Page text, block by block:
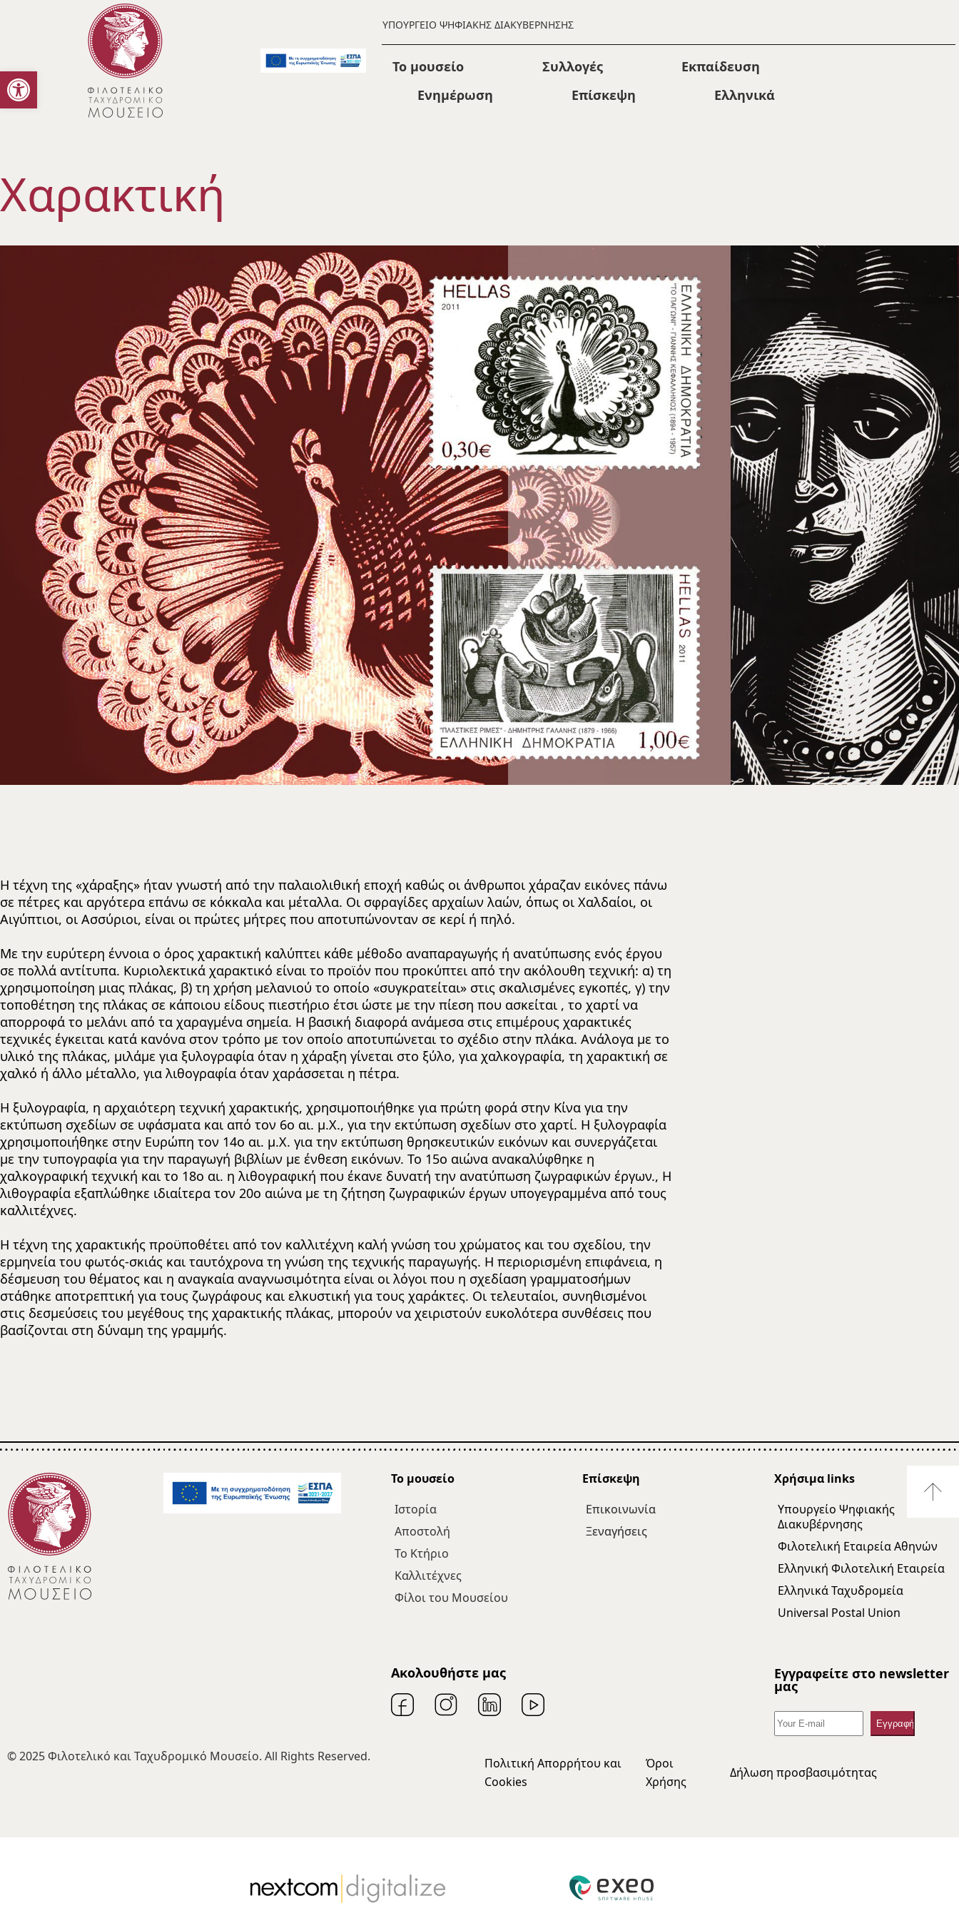
Ανοίξτε τη γραμμή εργαλείων
ΥΠΟΥΡΓΕΙΟ ΨΗΦΙΑΚΗΣ ΔΙΑΚΥΒΕΡΝΗΣΗΣ
Το μουσείο Συλλογές
Εκπαίδευση
Ενημέρωση
Επίσκεψη Ελληνικά
Χαρακτική
Η τέχνη της «χάραξης» ήταν γνωστή από την παλαιολιθική εποχή καθώς οι άνθρωποι χάραζαν εικόνες πάνω
σε πέτρες και αργότερα επάνω σε κόκκαλα και μέταλλα. Οι σφραγίδες αρχαίων λαών, όπως οι Χαλδαίοι, οι
Αιγύπτιοι, οι Ασσύριοι, είναι οι πρώτες μήτρες που αποτυπώνονταν σε κερί ή πηλό.
Με την ευρύτερη έννοια ο όρος χαρακτική καλύπτει κάθε μέθοδο αναπαραγωγής ή ανατύπωσης ενός έργου
σε πολλά αντίτυπα. Κυριολεκτικά χαρακτικό είναι το προϊόν που προκύπτει από την ακόλουθη τεχνική: α) τη
χρησιμοποίηση μιας πλάκας, β) τη χρήση μελανιού το οποίο «συγκρατείται» στις σκαλισμένες εγκοπές, γ) την
τοποθέτηση της πλάκας σε κάποιου είδους πιεστήριο έτσι ώστε με την πίεση που ασκείται , το χαρτί να
απορροφά το μελάνι από τα χαραγμένα σημεία. Η βασική διαφορά ανάμεσα στις επιμέρους χαρακτικές
τεχνικές έγκειται κατά κανόνα στον τρόπο με τον οποίο αποτυπώνεται το σχέδιο στην πλάκα. Ανάλογα με το
υλικό της πλάκας, μιλάμε για ξυλογραφία όταν η χάραξη γίνεται στο ξύλο, για χαλκογραφία, τη χαρακτική σε
χαλκό ή άλλο μέταλλο, για λιθογραφία όταν χαράσσεται η πέτρα.
Η ξυλογραφία, η αρχαιότερη τεχνική χαρακτικής, χρησιμοποιήθηκε για πρώτη φορά στην Κίνα για την
εκτύπωση σχεδίων σε υφάσματα και από τον 6ο αι. μ.Χ., για την εκτύπωση σχεδίων στο χαρτί. Η ξυλογραφία
χρησιμοποιήθηκε στην Ευρώπη τον 14ο αι. μ.Χ. για την εκτύπωση θρησκευτικών εικόνων και συνεργάζεται
με την τυπογραφία για την παραγωγή βιβλίων με ένθεση εικόνων. Το 15ο αιώνα ανακαλύφθηκε η
χαλκογραφική τεχνική και το 18ο αι. η λιθογραφική που έκανε δυνατή την ανατύπωση ζωγραφικών έργων., Η
λιθογραφία εξαπλώθηκε ιδιαίτερα τον 20ο αιώνα με τη ζήτηση ζωγραφικών έργων υπογεγραμμένα από τους
καλλιτέχνες.
Η τέχνη της χαρακτικής προϋποθέτει από τον καλλιτέχνη καλή γνώση του χρώματος και του σχεδίου, την
ερμηνεία του φωτός-σκιάς και ταυτόχρονα τη γνώση της τεχνικής παραγωγής. Η περιορισμένη επιφάνεια, η
δέσμευση του θέματος και η αναγκαία αναγνωσιμότητα είναι οι λόγοι που η σχεδίαση γραμματοσήμων
στάθηκε αποτρεπτική για τους ζωγράφους και ελκυστική για τους χαράκτες. Οι τελευταίοι, συνηθισμένοι
στις δεσμεύσεις του μεγέθους της χαρακτικής πλάκας, μπορούν να χειριστούν ευκολότερα συνθέσεις που
βασίζονται στη δύναμη της γραμμής.
Το μουσείο
Ιστορία
Αποστολή
Το Κτήριο
Καλλιτέχνες
Φίλοι του Μουσείου
Ακολουθήστε μας
Επίσκεψη
Επικοινωνία
Ξεναγήσεις
Χρήσιμα links
Υπουργείο Ψηφιακής
Διακυβέρνησης
Φιλοτελική Εταιρεία Αθηνών
Ελληνική Φιλοτελική Εταιρεία
Ελληνικά Ταχυδρομεία
Universal Postal Union
Εγγραφείτε στο newsletter
μας
© 2025 Φιλοτελικό και Ταχυδρομικό Μουσείο. All Rights Reserved.
Πολιτική Απορρήτου και
Cookies
Όροι
Χρήσης
Δήλωση προσβασιμότητας